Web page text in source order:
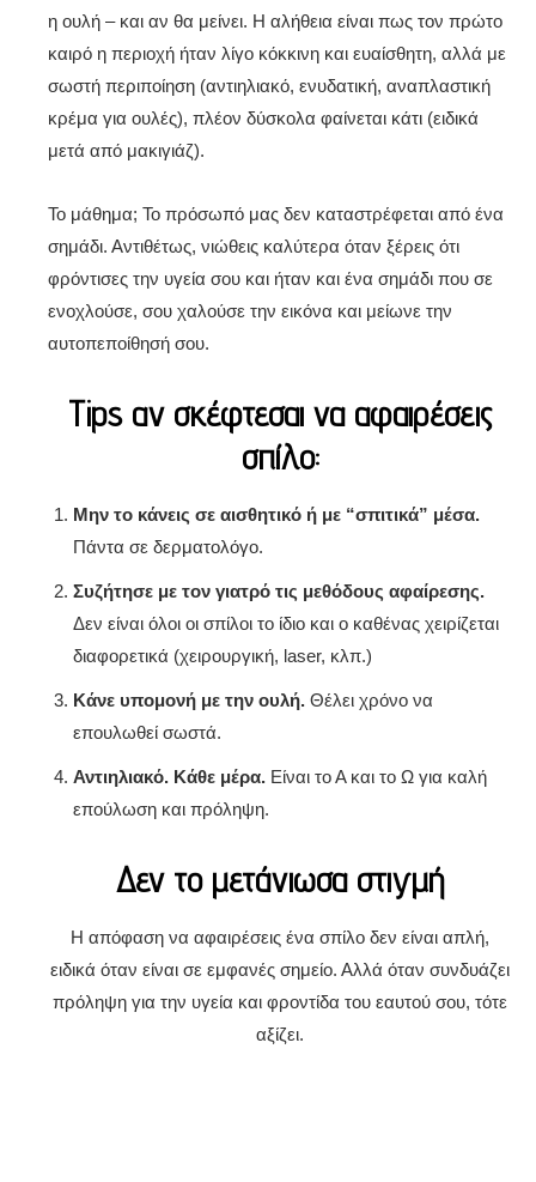
η ουλή – και αν θα μείνει. Η αλήθεια είναι πως τον πρώτο
καιρό η περιοχή ήταν λίγο κόκκινη και ευαίσθητη, αλλά με
σωστή περιποίηση (αντιηλιακό, ενυδατική, αναπλαστική
κρέμα για ουλές), πλέον δύσκολα φαίνεται κάτι (ειδικά
μετά από μακιγιάζ).
Το μάθημα; Το πρόσωπό μας δεν καταστρέφεται από ένα
σημάδι. Αντιθέτως, νιώθεις καλύτερα όταν ξέρεις ότι
φρόντισες την υγεία σου και ήταν και ένα σημάδι που σε
ενοχλούσε, σου χαλούσε την εικόνα και μείωνε την
αυτοπεποίθησή σου.
Tips αν σκέφτεσαι να αφαιρέσεις
σπίλο:
Μην το κάνεις σε αισθητικό ή με “σπιτικά” μέσα.
Πάντα σε δερματολόγο.
Συζήτησε με τον γιατρό τις μεθόδους αφαίρεσης.
Δεν είναι όλοι οι σπίλοι το ίδιο και ο καθένας χειρίζεται
διαφορετικά (χειρουργική, laser, κλπ.)
Κάνε υπομονή με την ουλή. Θέλει χρόνο να
επουλωθεί σωστά.
Αντιηλιακό. Κάθε μέρα. Είναι το Α και το Ω για καλή
επούλωση και πρόληψη.
Δεν το μετάνιωσα στιγμή
Η απόφαση να αφαιρέσεις ένα σπίλο δεν είναι απλή,
ειδικά όταν είναι σε εμφανές σημείο. Αλλά όταν συνδυάζει
πρόληψη για την υγεία και φροντίδα του εαυτού σου, τότε
αξίζει.